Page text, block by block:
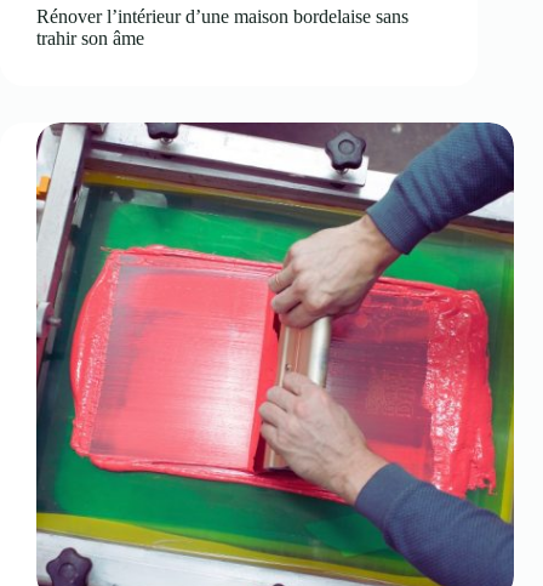
Rénover l’intérieur d’une maison bordelaise sans
trahir son âme